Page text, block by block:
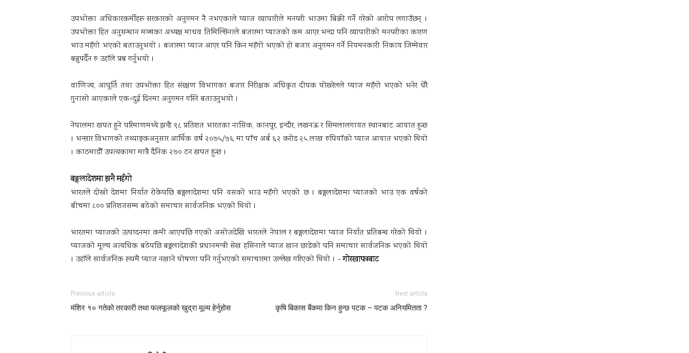
उपभोक्ता अधिकारकर्मीहरू सरकारको अनुगमन नै नभएकाले प्याज व्यापारीले मनपरी भाउमा बिक्री गर्ने गरेको आरोप लगाउँछन् ।
उपभोक्ता हित अनुसन्धान मञ्चका अध्यक्ष माधव तिमिल्सिनाले बजारमा प्याजको कम आएर भन्दा पनि व्यापारीको मनपरीका कारण
भाउ महँगो भएको बताउनुभयो । बजारमा प्याज आएर पनि किन महँगो भएको हो बजार अनुगमन गर्ने नियमनकारी निकाय जिम्मेवार
बन्नुपर्दैन रु उहाँले प्रश्न गर्नुभयो ।
वाणिज्य, आपूर्ति तथा उपभोक्ता हित संरक्षण विभागका बजार निरीक्षक अधिकृत दीपक पोखरेलले प्याज महँगो भएको भनेर धेरै
गुनासो आएकाले एक÷दुई दिनमा अनुगमन गरिने बताउनुभयो ।
नेपालमा खपत हुने परिमाणमध्ये झन्डै ९८ प्रतिशत भारतका नासिक, कानपुर, इन्दौर, लखनऊ र सिमलालगायत स्थानबाट आयात हुन्छ
। भन्सार विभागको तथ्याङ्कअनुसार आर्थिक वर्ष २०७५/७६ मा पाँच अर्ब ६२ करोड २५ लाख रुपियाँको प्याज आयात भएको थियो
। काठमाडौँ उपत्यकामा मात्रै दैनिक २७० टन खपत हुन्छ ।
बङ्गलादेशमा झनै महँगो
भारतले दोस्रो देशमा निर्यात रोकेपछि बङ्गलादेशमा पनि यसको भाउ महँगो भएको छ । बङ्गलादेशमा प्याजको भाउ एक वर्षको
बीचमा ८०० प्रतिशतसम्म बढेको समाचार सार्वजनिक भएको थियो ।
भारतमा प्याजको उत्पादनमा कमी आएपछि गएको असोजदेखि भारतले नेपाल र बङ्गलादेशमा प्याज निर्यात प्रतिबन्ध गरेको थियो ।
प्याजको मूल्य अत्यधिक बढेपछि बङ्गलादेशकी प्रधानमन्त्री सेख हसिनाले प्याज खान छाडेको पनि समाचार सार्वजनिक भएको थियो
। उहाँले सार्वजनिक रूपमै प्याज नखाने घोषणा पनि गर्नुभएको समाचारमा उल्लेख गरिएको थियो । –गाेरखापत्रबाट
Previous article
मंशिर १० गतेको तरकारी तथा फलफूलको खुद्रा मूल्य हेर्नुहोस
Next article
कृषि बिकास बैंकमा किन हुन्छ पटक – पटक अनियमितता ?